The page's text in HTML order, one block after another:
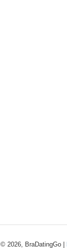
© 2026, BraDatingGo |